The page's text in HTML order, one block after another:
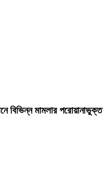
বিভিন্ন মামলার পরোয়ানাভুক্ত